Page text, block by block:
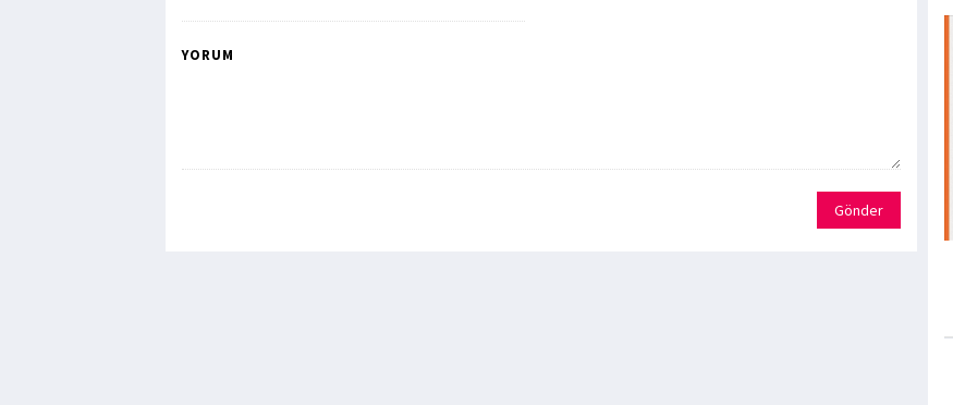
YORUM
Gönder